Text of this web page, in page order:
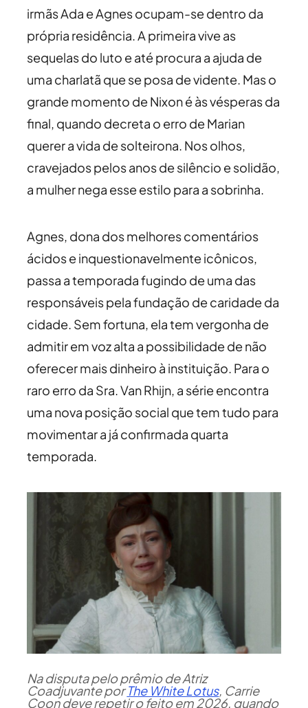
irmãs Ada e Agnes ocupam-se dentro da
própria residência. A primeira vive as
sequelas do luto e até procura a ajuda de
uma charlatã que se posa de vidente. Mas o
grande momento de Nixon é às vésperas da
final, quando decreta o erro de Marian
querer a vida de solteirona. Nos olhos,
cravejados pelos anos de silêncio e solidão,
a mulher nega esse estilo para a sobrinha.
Agnes, dona dos melhores comentários
ácidos e inquestionavelmente icônicos,
passa a temporada fugindo de uma das
responsáveis pela fundação de caridade da
cidade. Sem fortuna, ela tem vergonha de
admitir em voz alta a possibilidade de não
oferecer mais dinheiro à instituição. Para o
raro erro da Sra. Van Rhijn, a série encontra
uma nova posição social que tem tudo para
movimentar a já confirmada quarta
temporada.
Na disputa pelo prêmio de Atriz
Coadjuvante porThe White Lotus, Carrie
Coon deve repetir o feito em 2026, quando